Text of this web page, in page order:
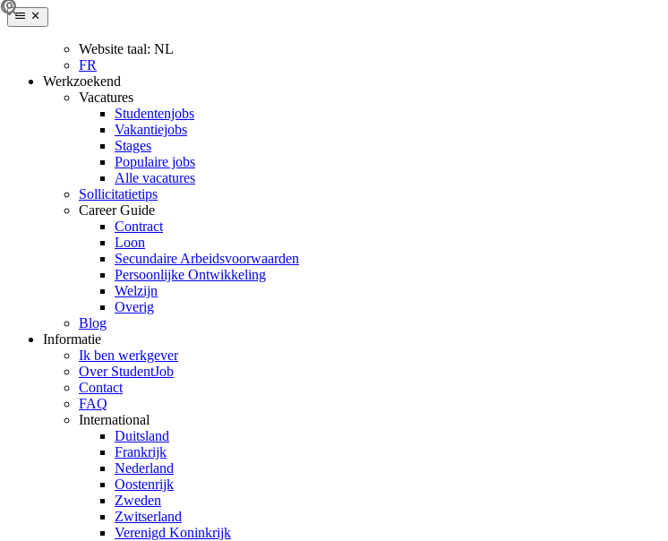
Website taal: NL
FR
Werkzoekend
Vacatures
Studentenjobs
Vakantiejobs
Stages
Populaire jobs
Alle vacatures
Sollicitatietips
Career Guide
Contract
Loon
Secundaire Arbeidsvoorwaarden
Persoonlijke Ontwikkeling
Welzijn
Overig
Blog
Informatie
Ik ben werkgever
Over StudentJob
Contact
FAQ
International
Duitsland
Frankrijk
Nederland
Oostenrijk
Zweden
Zwitserland
Verenigd Koninkrijk